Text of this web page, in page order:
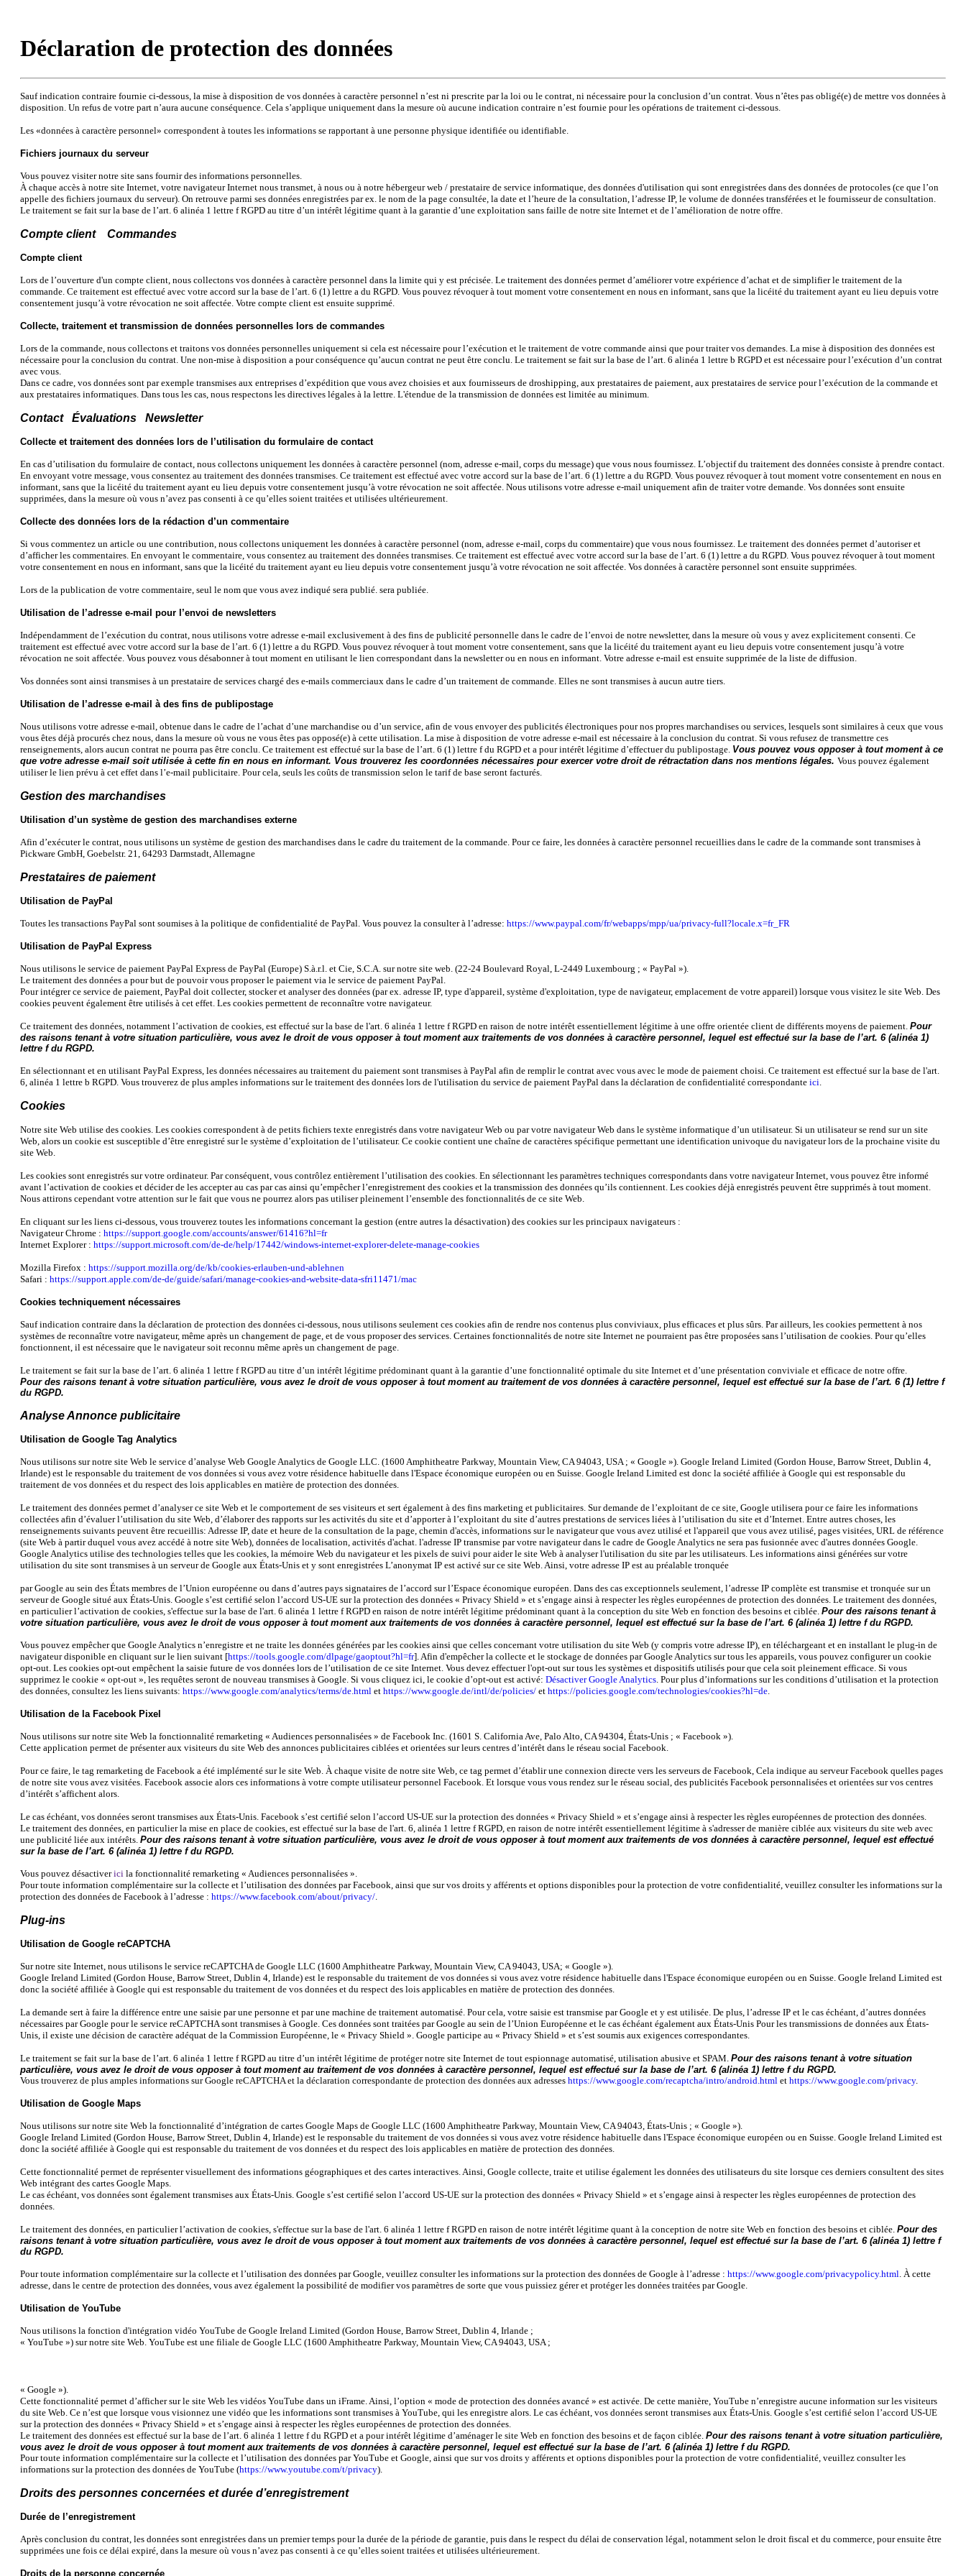
Déclaration de protection des données
Sauf indication contraire fournie ci-dessous, la mise à disposition de vos données à caractère personnel n’est ni prescrite par la loi ou le contrat, ni nécessaire pour la conclusion d’un contrat. Vous n’êtes pas obligé(e) de mettre vos données à
disposition. Un refus de votre part n’aura aucune conséquence. Cela s’applique uniquement dans la mesure où aucune indication contraire n’est fournie pour les opérations de traitement ci-dessous.
Les «données à caractère personnel» correspondent à toutes les informations se rapportant à une personne physique identifiée ou identifiable.
Fichiers journaux du serveur
Vous pouvez visiter notre site sans fournir des informations personnelles.
À chaque accès à notre site Internet, votre navigateur Internet nous transmet, à nous ou à notre hébergeur web / prestataire de service informatique, des données d'utilisation qui sont enregistrées dans des données de protocoles (ce que l’on
appelle des fichiers journaux du serveur). On retrouve parmi ses données enregistrées par ex. le nom de la page consultée, la date et l’heure de la consultation, l’adresse IP, le volume de données transférées et le fournisseur de consultation.
Le traitement se fait sur la base de l’art. 6 alinéa 1 lettre f RGPD au titre d’un intérêt légitime quant à la garantie d’une exploitation sans faille de notre site Internet et de l’amélioration de notre offre.
Compte client Commandes
Compte client
Lors de l’ouverture d'un compte client, nous collectons vos données à caractère personnel dans la limite qui y est précisée. Le traitement des données permet d’améliorer votre expérience d’achat et de simplifier le traitement de la
commande. Ce traitement est effectué avec votre accord sur la base de l’art. 6 (1) lettre a du RGPD. Vous pouvez révoquer à tout moment votre consentement en nous en informant, sans que la licéité du traitement ayant eu lieu depuis votre
consentement jusqu’à votre révocation ne soit affectée. Votre compte client est ensuite supprimé.
Collecte, traitement et transmission de données personnelles lors de commandes
Lors de la commande, nous collectons et traitons vos données personnelles uniquement si cela est nécessaire pour l’exécution et le traitement de votre commande ainsi que pour traiter vos demandes. La mise à disposition des données est
nécessaire pour la conclusion du contrat. Une non-mise à disposition a pour conséquence qu’aucun contrat ne peut être conclu. Le traitement se fait sur la base de l’art. 6 alinéa 1 lettre b RGPD et est nécessaire pour l’exécution d’un contrat
avec vous.
Dans ce cadre, vos données sont par exemple transmises aux entreprises d’expédition que vous avez choisies et aux fournisseurs de droshipping, aux prestataires de paiement, aux prestataires de service pour l’exécution de la commande et
aux prestataires informatiques. Dans tous les cas, nous respectons les directives légales à la lettre. L'étendue de la transmission de données est limitée au minimum.
Contact Évaluations Newsletter
Collecte et traitement des données lors de l’utilisation du formulaire de contact
En cas d’utilisation du formulaire de contact, nous collectons uniquement les données à caractère personnel (nom, adresse e-mail, corps du message) que vous nous fournissez. L’objectif du traitement des données consiste à prendre contact.
En envoyant votre message, vous consentez au traitement des données transmises. Ce traitement est effectué avec votre accord sur la base de l’art. 6 (1) lettre a du RGPD. Vous pouvez révoquer à tout moment votre consentement en nous en
informant, sans que la licéité du traitement ayant eu lieu depuis votre consentement jusqu’à votre révocation ne soit affectée. Nous utilisons votre adresse e-mail uniquement afin de traiter votre demande. Vos données sont ensuite
supprimées, dans la mesure où vous n’avez pas consenti à ce qu’elles soient traitées et utilisées ultérieurement.
Collecte des données lors de la rédaction d’un commentaire
Si vous commentez un article ou une contribution, nous collectons uniquement les données à caractère personnel (nom, adresse e-mail, corps du commentaire) que vous nous fournissez. Le traitement des données permet d’autoriser et
d’afficher les commentaires. En envoyant le commentaire, vous consentez au traitement des données transmises. Ce traitement est effectué avec votre accord sur la base de l’art. 6 (1) lettre a du RGPD. Vous pouvez révoquer à tout moment
votre consentement en nous en informant, sans que la licéité du traitement ayant eu lieu depuis votre consentement jusqu’à votre révocation ne soit affectée. Vos données à caractère personnel sont ensuite supprimées.
Lors de la publication de votre commentaire, seul le nom que vous avez indiqué sera publié. sera publiée.
Utilisation de l’adresse e-mail pour l’envoi de newsletters
Indépendamment de l’exécution du contrat, nous utilisons votre adresse e-mail exclusivement à des fins de publicité personnelle dans le cadre de l’envoi de notre newsletter, dans la mesure où vous y avez explicitement consenti. Ce
traitement est effectué avec votre accord sur la base de l’art. 6 (1) lettre a du RGPD. Vous pouvez révoquer à tout moment votre consentement, sans que la licéité du traitement ayant eu lieu depuis votre consentement jusqu’à votre
révocation ne soit affectée. Vous pouvez vous désabonner à tout moment en utilisant le lien correspondant dans la newsletter ou en nous en informant. Votre adresse e-mail est ensuite supprimée de la liste de diffusion.
Vos données sont ainsi transmises à un prestataire de services chargé des e-mails commerciaux dans le cadre d’un traitement de commande. Elles ne sont transmises à aucun autre tiers.
Utilisation de l’adresse e-mail à des fins de publipostage
Nous utilisons votre adresse e-mail, obtenue dans le cadre de l’achat d’une marchandise ou d’un service, afin de vous envoyer des publicités électroniques pour nos propres marchandises ou services, lesquels sont similaires à ceux que vous
vous êtes déjà procurés chez nous, dans la mesure où vous ne vous êtes pas opposé(e) à cette utilisation. La mise à disposition de votre adresse e-mail est nécessaire à la conclusion du contrat. Si vous refusez de transmettre ces
renseignements, alors aucun contrat ne pourra pas être conclu. Ce traitement est effectué sur la base de l’art. 6 (1) lettre f du RGPD et a pour intérêt légitime d’effectuer du publipostage. Vous pouvez vous opposer à tout moment à ce
que votre adresse e-mail soit utilisée à cette fin en nous en informant. Vous trouverez les coordonnées nécessaires pour exercer votre droit de rétractation dans nos mentions légales. Vous pouvez également
utiliser le lien prévu à cet effet dans l’e-mail publicitaire. Pour cela, seuls les coûts de transmission selon le tarif de base seront facturés.
Gestion des marchandises
Utilisation d’un système de gestion des marchandises externe
Afin d’exécuter le contrat, nous utilisons un système de gestion des marchandises dans le cadre du traitement de la commande. Pour ce faire, les données à caractère personnel recueillies dans le cadre de la commande sont transmises à
Pickware GmbH, Goebelstr. 21, 64293 Darmstadt, Allemagne
Prestataires de paiement
Utilisation de PayPal
Toutes les transactions PayPal sont soumises à la politique de confidentialité de PayPal. Vous pouvez la consulter à l’adresse: https://www.paypal.com/fr/webapps/mpp/ua/privacy-full?locale.x=fr_FR
Utilisation de PayPal Express
Nous utilisons le service de paiement PayPal Express de PayPal (Europe) S.à.r.l. et Cie, S.C.A. sur notre site web. (22-24 Boulevard Royal, L-2449 Luxembourg ; « PayPal »).
Le traitement des données a pour but de pouvoir vous proposer le paiement via le service de paiement PayPal.
Pour intégrer ce service de paiement, PayPal doit collecter, stocker et analyser des données (par ex. adresse IP, type d'appareil, système d'exploitation, type de navigateur, emplacement de votre appareil) lorsque vous visitez le site Web. Des
cookies peuvent également être utilisés à cet effet. Les cookies permettent de reconnaître votre navigateur.
Ce traitement des données, notamment l’activation de cookies, est effectué sur la base de l'art. 6 alinéa 1 lettre f RGPD en raison de notre intérêt essentiellement légitime à une offre orientée client de différents moyens de paiement. Pour
des raisons tenant à votre situation particulière, vous avez le droit de vous opposer à tout moment aux traitements de vos données à caractère personnel, lequel est effectué sur la base de l’art. 6 (alinéa 1)
lettre f du RGPD.
En sélectionnant et en utilisant PayPal Express, les données nécessaires au traitement du paiement sont transmises à PayPal afin de remplir le contrat avec vous avec le mode de paiement choisi. Ce traitement est effectué sur la base de l'art.
6, alinéa 1 lettre b RGPD. Vous trouverez de plus amples informations sur le traitement des données lors de l'utilisation du service de paiement PayPal dans la déclaration de confidentialité correspondante ici
Cookies
Notre site Web utilise des cookies. Les cookies correspondent à de petits fichiers texte enregistrés dans votre navigateur Web ou par votre navigateur Web dans le système informatique d’un utilisateur. Si un utilisateur se rend sur un site
Web, alors un cookie est susceptible d’être enregistré sur le système d’exploitation de l’utilisateur. Ce cookie contient une chaîne de caractères spécifique permettant une identification univoque du navigateur lors de la prochaine visite du
site Web.
Les cookies sont enregistrés sur votre ordinateur. Par conséquent, vous contrôlez entièrement l’utilisation des cookies. En sélectionnant les paramètres techniques correspondants dans votre navigateur Internet, vous pouvez être informé
avant l’activation de cookies et décider de les accepter au cas par cas ainsi qu’empêcher l’enregistrement des cookies et la transmission des données qu’ils contiennent. Les cookies déjà enregistrés peuvent être supprimés à tout moment.
Nous attirons cependant votre attention sur le fait que vous ne pourrez alors pas utiliser pleinement l’ensemble des fonctionnalités de ce site Web.
En cliquant sur les liens ci-dessous, vous trouverez toutes les informations concernant la gestion (entre autres la désactivation) des cookies sur les principaux navigateurs :
Navigateur Chrome : https://support.google.com/accounts/answer/61416?hl=fr
Internet Explorer : https://support.microsoft.com/de-de/help/17442/windows-internet-explorer-delete-manage-cookies
Mozilla Firefox : https://support.mozilla.org/de/kb/cookies-erlauben-und-ablehnen
Safari : https://support.apple.com/de-de/guide/safari/manage-cookies-and-website-data-sfri11471/mac
Cookies techniquement nécessaires
Sauf indication contraire dans la déclaration de protection des données ci-dessous, nous utilisons seulement ces cookies afin de rendre nos contenus plus conviviaux, plus efficaces et plus sûrs. Par ailleurs, les cookies permettent à nos
systèmes de reconnaître votre navigateur, même après un changement de page, et de vous proposer des services. Certaines fonctionnalités de notre site Internet ne pourraient pas être proposées sans l’utilisation de cookies. Pour qu’elles
fonctionnent, il est nécessaire que le navigateur soit reconnu même après un changement de page.
Le traitement se fait sur la base de l’art. 6 alinéa 1 lettre f RGPD au titre d’un intérêt légitime prédominant quant à la garantie d’une fonctionnalité optimale du site Internet et d’une présentation conviviale et efficace de notre offre.
Pour des raisons tenant à votre situation particulière, vous avez le droit de vous opposer à tout moment au traitement de vos données à caractère personnel, lequel est effectué sur la base de l’art. 6 (1) lettre f
du RGPD.
Analyse Annonce publicitaire
Utilisation de Google Tag Analytics
Nous utilisons sur notre site Web le service d’analyse Web Google Analytics de Google LLC. (1600 Amphitheatre Parkway, Mountain View, CA 94043, USA ; « Google »). Google Ireland Limited (Gordon House, Barrow Street, Dublin 4,
Irlande) est le responsable du traitement de vos données si vous avez votre résidence habituelle dans l'Espace économique européen ou en Suisse. Google Ireland Limited est donc la société affiliée à Google qui est responsable du
traitement de vos données et du respect des lois applicables en matière de protection des données.
Le traitement des données permet d’analyser ce site Web et le comportement de ses visiteurs et sert également à des fins marketing et publicitaires. Sur demande de l’exploitant de ce site, Google utilisera pour ce faire les informations
collectées afin d’évaluer l’utilisation du site Web, d’élaborer des rapports sur les activités du site et d’apporter à l’exploitant du site d’autres prestations de services liées à l’utilisation du site et d’Internet. Entre autres choses, les
renseignements suivants peuvent être recueillis: Adresse IP, date et heure de la consultation de la page, chemin d'accès, informations sur le navigateur que vous avez utilisé et l'appareil que vous avez utilisé, pages visitées, URL de référence
(site Web à partir duquel vous avez accédé à notre site Web), données de localisation, activités d'achat. l'adresse IP transmise par votre navigateur dans le cadre de Google Analytics ne sera pas fusionnée avec d'autres données Google.
Google Analytics utilise des technologies telles que les cookies, la mémoire Web du navigateur et les pixels de suivi pour aider le site Web à analyser l'utilisation du site par les utilisateurs. Les informations ainsi générées sur votre
utilisation du site sont transmises à un serveur de Google aux États-Unis et y sont enregistrées L’anonymat IP est activé sur ce site Web. Ainsi, votre adresse IP est au préalable tronquée
par Google au sein des États membres de l’Union européenne ou dans d’autres pays signataires de l’accord sur l’Espace économique européen. Dans des cas exceptionnels seulement, l’adresse IP complète est transmise et tronquée sur un
serveur de Google situé aux États-Unis. Google s’est certifié selon l’accord US-UE sur la protection des données « Privacy Shield » et s’engage ainsi à respecter les règles européennes de protection des données. Le traitement des données,
en particulier l’activation de cookies, s'effectue sur la base de l'art. 6 alinéa 1 lettre f RGPD en raison de notre intérêt légitime prédominant quant à la conception du site Web en fonction des besoins et ciblée. Pour des raisons tenant à
votre situation particulière, vous avez le droit de vous opposer à tout moment aux traitements de vos données à caractère personnel, lequel est effectué sur la base de l’art. 6 (alinéa 1) lettre f du RGPD.
Vous pouvez empêcher que Google Analytics n’enregistre et ne traite les données générées par les cookies ainsi que celles concernant votre utilisation du site Web (y compris votre adresse IP), en téléchargeant et en installant le plug-in de
navigateur disponible en cliquant sur le lien suivant [https://tools.google.com/dlpage/gaoptout?hl=fr]. Afin d'empêcher la collecte et le stockage de données par Google Analytics sur tous les appareils, vous pouvez configurer un cookie
opt-out. Les cookies opt-out empêchent la saisie future de vos données lors de l’utilisation de ce site Internet. Vous devez effectuer l'opt-out sur tous les systèmes et dispositifs utilisés pour que cela soit pleinement efficace. Si vous
supprimez le cookie « opt-out », les requêtes seront de nouveau transmises à Google. Si vous cliquez ici, le cookie d’opt-out est activé: Désactiver Google Analytics . Pour plus d’informations sur les conditions d’utilisation et la protection
des données, consultez les liens suivants: https://www.google.com/analytics/terms/de.html et https://www.google.de/intl/de/policies/ et https://policies.google.com/technologies/cookies?hl=de
Utilisation de la Facebook Pixel
Nous utilisons sur notre site Web la fonctionnalité remarketing « Audiences personnalisées » de Facebook Inc. (1601 S. California Ave, Palo Alto, CA 94304, États-Unis ; « Facebook »).
Cette application permet de présenter aux visiteurs du site Web des annonces publicitaires ciblées et orientées sur leurs centres d’intérêt dans le réseau social Facebook.
Pour ce faire, le tag remarketing de Facebook a été implémenté sur le site Web. À chaque visite de notre site Web, ce tag permet d’établir une connexion directe vers les serveurs de Facebook, Cela indique au serveur Facebook quelles pages
de notre site vous avez visitées. Facebook associe alors ces informations à votre compte utilisateur personnel Facebook. Et lorsque vous vous rendez sur le réseau social, des publicités Facebook personnalisées et orientées sur vos centres
d’intérêt s’affichent alors.
Le cas échéant, vos données seront transmises aux États-Unis. Facebook s’est certifié selon l’accord US-UE sur la protection des données « Privacy Shield » et s’engage ainsi à respecter les règles européennes de protection des données.
Le traitement des données, en particulier la mise en place de cookies, est effectué sur la base de l'art. 6, alinéa 1 lettre f RGPD, en raison de notre intérêt essentiellement légitime à s'adresser de manière ciblée aux visiteurs du site web avec
une publicité liée aux intérêts. Pour des raisons tenant à votre situation particulière, vous avez le droit de vous opposer à tout moment aux traitements de vos données à caractère personnel, lequel est effectué
sur la base de l’art. 6 (alinéa 1) lettre f du RGPD.
Vous pouvez désactiverici la fonctionnalité remarketing « Audiences personnalisées ».
Pour toute information complémentaire sur la collecte et l’utilisation des données par Facebook, ainsi que sur vos droits y afférents et options disponibles pour la protection de votre confidentialité, veuillez consulter les informations sur la
protection des données de Facebook à l’adresse : https://www.facebook.com/about/privacy/
Plug-ins
Utilisation de Google reCAPTCHA
Sur notre site Internet, nous utilisons le service reCAPTCHA de Google LLC (1600 Amphitheatre Parkway, Mountain View, CA 94043, USA; « Google »).
Google Ireland Limited (Gordon House, Barrow Street, Dublin 4, Irlande) est le responsable du traitement de vos données si vous avez votre résidence habituelle dans l'Espace économique européen ou en Suisse. Google Ireland Limited est
donc la société affiliée à Google qui est responsable du traitement de vos données et du respect des lois applicables en matière de protection des données.
La demande sert à faire la différence entre une saisie par une personne et par une machine de traitement automatisé. Pour cela, votre saisie est transmise par Google et y est utilisée. De plus, l’adresse IP et le cas échéant, d’autres données
nécessaires par Google pour le service reCAPTCHA sont transmises à Google. Ces données sont traitées par Google au sein de l’Union Européenne et le cas échéant également aux États-Unis Pour les transmissions de données aux États-
Unis, il existe une décision de caractère adéquat de la Commission Européenne, le « Privacy Shield ». Google participe au « Privacy Shield » et s’est soumis aux exigences correspondantes.
Le traitement se fait sur la base de l’art. 6 alinéa 1 lettre f RGPD au titre d’un intérêt légitime de protéger notre site Internet de tout espionnage automatisé, utilisation abusive et SPAM. Pour des raisons tenant à votre situation
particulière, vous avez le droit de vous opposer à tout moment au traitement de vos données à caractère personnel, lequel est effectué sur la base de l’art. 6 (alinéa 1) lettre f du RGPD.
Vous trouverez de plus amples informations sur Google reCAPTCHA et la déclaration correspondante de protection des données aux adresses https://www.google.com/recaptcha/intro/android.html et https://www.google.com/privacy.
Utilisation de Google Maps
Nous utilisons sur notre site Web la fonctionnalité d’intégration de cartes Google Maps de Google LLC (1600 Amphitheatre Parkway, Mountain View, CA 94043, États-Unis ; « Google »).
Google Ireland Limited (Gordon House, Barrow Street, Dublin 4, Irlande) est le responsable du traitement de vos données si vous avez votre résidence habituelle dans l'Espace économique européen ou en Suisse. Google Ireland Limited est
donc la société affiliée à Google qui est responsable du traitement de vos données et du respect des lois applicables en matière de protection des données.
Cette fonctionnalité permet de représenter visuellement des informations géographiques et des cartes interactives. Ainsi, Google collecte, traite et utilise également les données des utilisateurs du site lorsque ces derniers consultent des sites
Web intégrant des cartes Google Maps.
Le cas échéant, vos données sont également transmises aux États-Unis. Google s’est certifié selon l’accord US-UE sur la protection des données « Privacy Shield » et s’engage ainsi à respecter les règles européennes de protection des
données.
Le traitement des données, en particulier l’activation de cookies, s'effectue sur la base de l'art. 6 alinéa 1 lettre f RGPD en raison de notre intérêt légitime quant à la conception de notre site Web en fonction des besoins et ciblée. Pour des
raisons tenant à votre situation particulière, vous avez le droit de vous opposer à tout moment aux traitements de vos données à caractère personnel, lequel est effectué sur la base de l’art. 6 (alinéa 1) lettre f
du RGPD.
Pour toute information complémentaire sur la collecte et l’utilisation des données par Google, veuillez consulter les informations sur la protection des données de Google à l’adresse : https://www.google.com/privacypolicy.html . À cette
adresse, dans le centre de protection des données, vous avez également la possibilité de modifier vos paramètres de sorte que vous puissiez gérer et protéger les données traitées par Google.
Utilisation de YouTube
Nous utilisons la fonction d'intégration vidéo YouTube de Google Ireland Limited (Gordon House, Barrow Street, Dublin 4, Irlande ;
« YouTube ») sur notre site Web. YouTube est une filiale de Google LLC (1600 Amphitheatre Parkway, Mountain View, CA 94043, USA ;
« Google »).
Cette fonctionnalité permet d’afficher sur le site Web les vidéos YouTube dans un iFrame. Ainsi, l’option « mode de protection des données avancé » est activée. De cette manière, YouTube n’enregistre aucune information sur les visiteurs
du site Web. Ce n’est que lorsque vous visionnez une vidéo que les informations sont transmises à YouTube, qui les enregistre alors. Le cas échéant, vos données seront transmises aux États-Unis. Google s’est certifié selon l’accord US-UE
sur la protection des données « Privacy Shield » et s’engage ainsi à respecter les règles européennes de protection des données.
Le traitement des données est effectué sur la base de l’art. 6 alinéa 1 lettre f du RGPD et a pour intérêt légitime d’aménager le site Web en fonction des besoins et de façon ciblée. Pour des raisons tenant à votre situation particulière,
vous avez le droit de vous opposer à tout moment aux traitements de vos données à caractère personnel, lequel est effectué sur la base de l’art. 6 (alinéa 1) lettre f du RGPD.
Pour toute information complémentaire sur la collecte et l’utilisation des données par YouTube et Google, ainsi que sur vos droits y afférents et options disponibles pour la protection de votre confidentialité, veuillez consulter les
informations sur la protection des données de YouTube (https://www.youtube.com/t/privacy).
Droits des personnes concernées et durée d’enregistrement
Durée de l’enregistrement
Après conclusion du contrat, les données sont enregistrées dans un premier temps pour la durée de la période de garantie, puis dans le respect du délai de conservation légal, notamment selon le droit fiscal et du commerce, pour ensuite être
supprimées une fois ce délai expiré, dans la mesure où vous n’avez pas consenti à ce qu’elles soient traitées et utilisées ultérieurement.
Droits de la personne concernée